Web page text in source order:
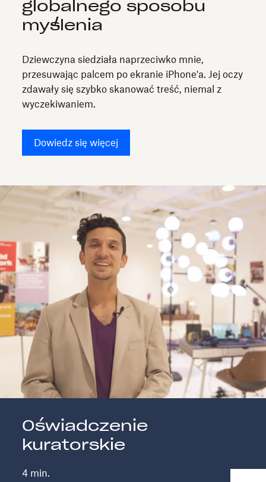
globalnego sposobu
myślenia
Dziewczyna siedziała naprzeciwko mnie,
przesuwając palcem po ekranie iPhone'a. Jej oczy
zdawały się szybko skanować treść, niemal z
wyczekiwaniem.
Dowiedz się więcej
Oświadczenie
kuratorskie
4 min.